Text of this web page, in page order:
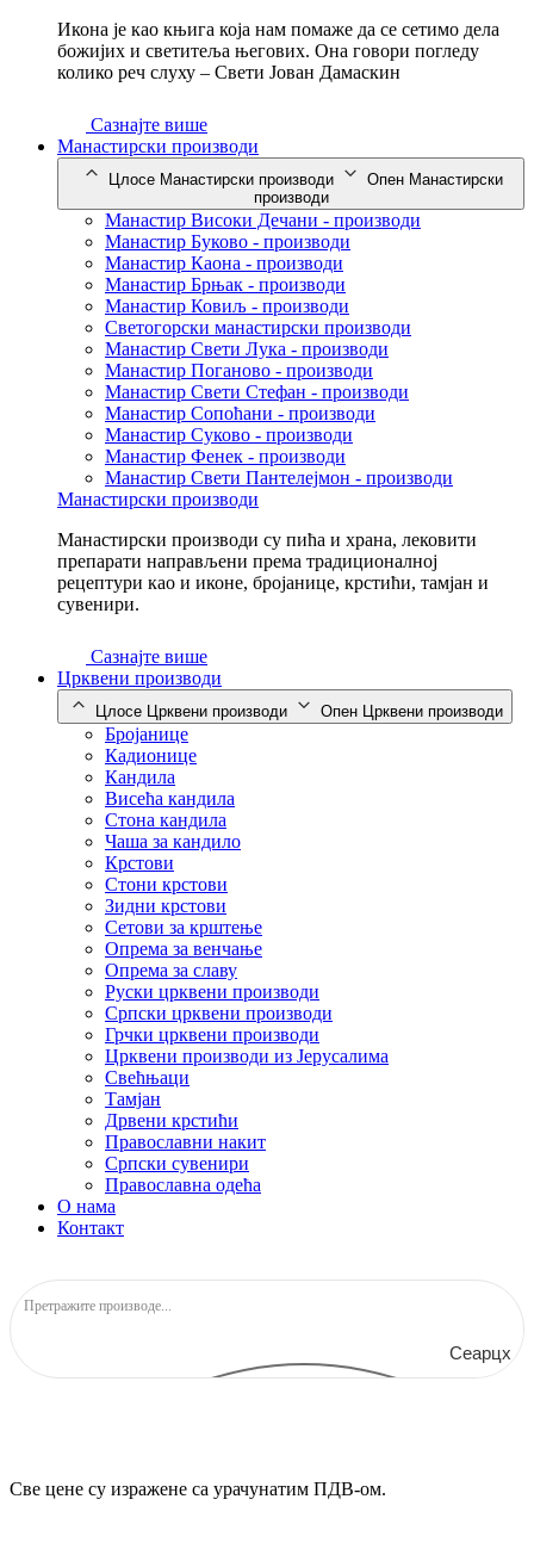
Икона је као књига која нам помаже да се сетимо дела
божијих и светитеља његових. Она говори погледу
колико реч слуху – Свети Јован Дамаскин
Сазнајте више
Манастирски производи
Цлосе Манастирски производи
Опен Манастирски
производи
Манастир Високи Дечани - производи
Манастир Буково - производи
Манастир Каона - производи
Манастир Брњак - производи
Манастир Ковиљ - производи
Светогорски манастирски производи
Манастир Свети Лука - производи
Манастир Поганово - производи
Манастир Свети Стефан - производи
Манастир Сопоћани - производи
Манастир Суково - производи
Манастир Фенек - производи
Манастир Свети Пантелејмон - производи
Манастирски производи
Манастирски производи су пића и храна, лековити
препарати направљени према традиционалној
рецептури као и иконе, бројанице, крстићи, тамјан и
сувенири.
Сазнајте више
Црквени производи
Цлосе Црквени производи Опен Црквени производи
Бројанице
Кадионице
Кандила
Висећа кандила
Стона кандила
Чаша за кандило
Крстови
Стони крстови
Зидни крстови
Сетови за крштење
Опрема за венчање
Опрема за славу
Руски црквени производи
Српски црквени производи
Грчки црквени производи
Црквени производи из Јерусалима
Свећњаци
Тамјан
Дрвени крстићи
Православни накит
Српски сувенири
Православна одећа
О нама
Контакт
Сеарцх
Све цене су изражене са урачунатим ПДВ-ом.